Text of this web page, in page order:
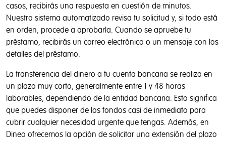
casos, recibirás una respuesta en cuestión de minutos.
Nuestro sistema automatizado revisa tu solicitud y, si todo está
en orden, procede a aprobarla. Cuando se apruebe tu
préstamo, recibirás un correo electrónico o un mensaje con los
detalles del préstamo.
La transferencia del dinero a tu cuenta bancaria se realiza en
un plazo muy corto, generalmente entre 1 y 48 horas
laborables, dependiendo de la entidad bancaria. Esto significa
que puedes disponer de los fondos casi de inmediato para
cubrir cualquier necesidad urgente que tengas. Además, en
Dineo ofrecemos la opción de solicitar una extensión del plazo